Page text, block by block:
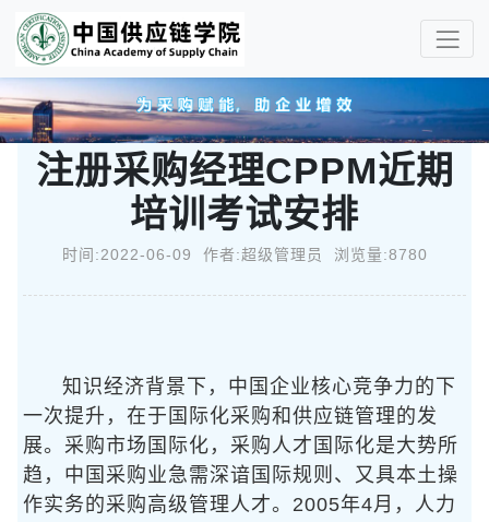
注册采购经理CPPM近期
培训考试安排
时间:2022-06-09 作者:超级管理员 浏览量:8780
知识经济背景下，中国企业核心竞争力的下
一次提升，在于国际化采购和供应链管理的发
展。采购市场国际化，采购人才国际化是大势所
趋，中国采购业急需深谙国际规则、又具本土操
作实务的采购高级管理人才。2005年4月，人力